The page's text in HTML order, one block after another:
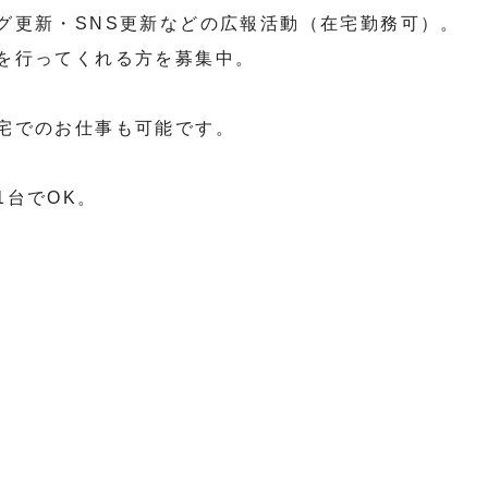
更新・SNS更新などの広報活動（在宅勤務可）。
行ってくれる方を募集中。
でのお仕事も可能です。
でOK。